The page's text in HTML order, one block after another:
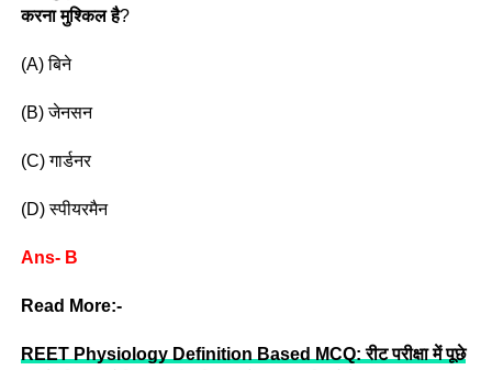
करना मुश्किल है?
(A) बिने
(B) जेनसन
(C) गार्डनर
(D) स्पीयरमैन
Ans- B
Read More:-
REET Physiology Definition Based MCQ: रीट परीक्षा में पूछे